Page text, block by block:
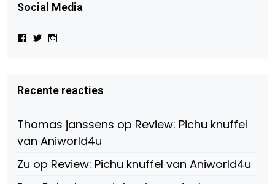
Social Media
Bekijk
Beauty-
147775071915783/?
Facebook
Bekijk
op
Twitter
op
Instagram
Recente reacties
Thomas janssens op Review: Pichu knuffel
van Aniworld4u
Zu op Review: Pichu knuffel van Aniworld4u